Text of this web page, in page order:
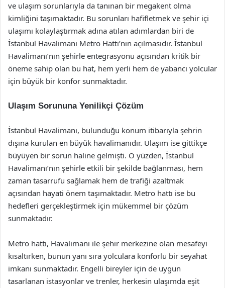
ve ulaşım sorunlarıyla da tanınan bir megakent olma
kimliğini taşımaktadır. Bu sorunları hafifletmek ve şehir içi
ulaşımı kolaylaştırmak adına atılan adımlardan biri de
İstanbul Havalimanı Metro Hattı’nın açılmasıdır. İstanbul
Havalimanı’nın şehirle entegrasyonu açısından kritik bir
öneme sahip olan bu hat, hem yerli hem de yabancı yolcular
için büyük bir konfor sunmaktadır.
Ulaşım Sorununa Yenilikçi Çözüm
İstanbul Havalimanı, bulunduğu konum itibarıyla şehrin
dışına kurulan en büyük havalimanıdır. Ulaşım ise gittikçe
büyüyen bir sorun haline gelmişti. O yüzden, İstanbul
Havalimanı’nın şehirle etkili bir şekilde bağlanması, hem
zaman tasarrufu sağlamak hem de trafiği azaltmak
açısından hayati önem taşımaktadır. Metro hattı ise bu
hedefleri gerçekleştirmek için mükemmel bir çözüm
sunmaktadır.
Metro hattı, Havalimanı ile şehir merkezine olan mesafeyi
kısaltırken, bunun yanı sıra yolculara konforlu bir seyahat
imkanı sunmaktadır. Engelli bireyler için de uygun
tasarlanan istasyonlar ve trenler, herkesin ulaşımda eşit